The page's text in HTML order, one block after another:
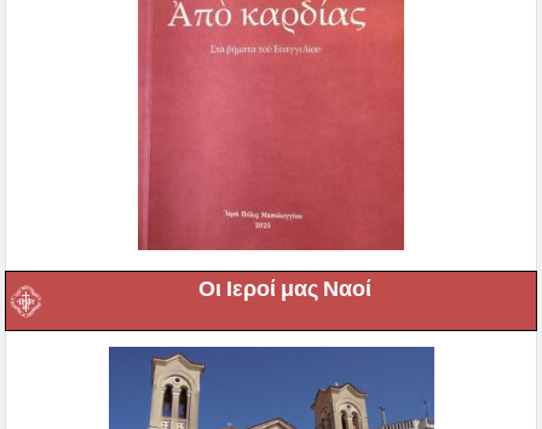
Οι Ιεροί μας Ναοί